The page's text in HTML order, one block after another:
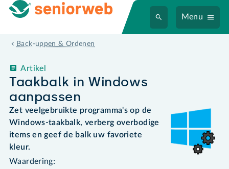
Menu
Back-uppen & Ordenen
Taakbalk in Windows
aanpassen
Artikel
Zet veelgebruikte programma's op de
Windows-taakbalk, verberg overbodige
items en geef de balk uw favoriete
kleur.
Waardering: